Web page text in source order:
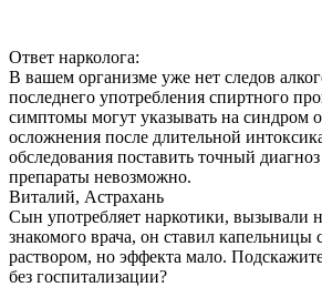
Ответ нарколога:
В вашем организме уже нет следов
последнего употребления спиртного
симптомы могут указывать на синдром
осложнения после длительной
обследования поставить точный
препараты невозможно.
Виталий, Астрахань
Сын употребляет наркотики, вызывали
знакомого врача, он ставил
раствором, но эффекта мало.
без госпитализации?